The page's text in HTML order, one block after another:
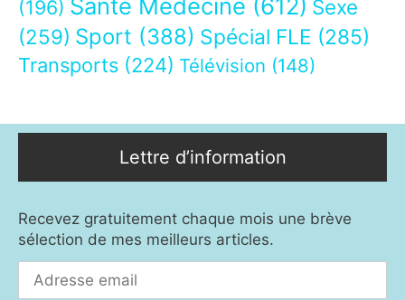
(196)
Sexe
(259) Sport (388) Spécial FLE (285)
Transports (224) Télévision (148)
Lettre d’information
Recevez gratuitement chaque mois une brève
sélection de mes meilleurs articles.